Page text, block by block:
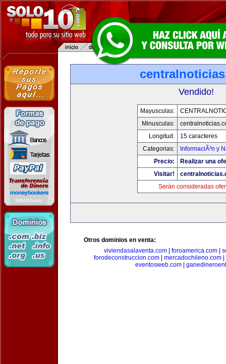
Vendido!
Mayusculas:
Minusculas:
Longitud:
15 caracteres
Categorias:
InformaciÃ³n y
Precio:
Realizar una
Visitar!
Serán consideradas
Otros dominios en venta:
viviendasalaventa.com| foroamerica.com|
forodeconstruccion.com
mercadochileno.com
eventosweb.com|